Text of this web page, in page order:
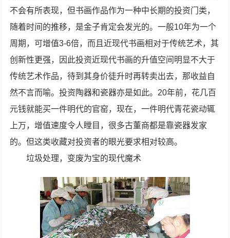
不会有所表现，但书画作品作为一种中长期的投资门类，
随着时间的推移，是金子肯定会发光的。一般10年为一个
周期，可增值3-6倍，而且近现代书画相对于传统艺术，其
创新性更强，因此投资近现代书画的升值空间明显不大于
传统艺术作品，待到其身价徒升时再转卖出去，那收益自
然不言而喻。投资陶器和瓷器亦是如此。20年前，花几百
元钱就能买一件明代的官窑，现在，一件明代青花瓷动辄
上万，增值速度令人瞠目，很多古董商都是靠瓷器发家
的。但这类收藏对投资者的眼光要求相对较高。
垃圾处理，变废为宝的现代魔术